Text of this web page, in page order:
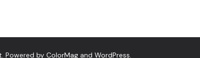
. Powered by ColorMag and WordPress.